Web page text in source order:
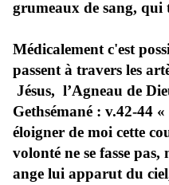
grumeaux de sang, qui
Médicalement c'est
passent à travers les
Jésus, l’Agneau de
Gethsémané : v.42-44
éloigner de moi cette
volonté ne se fasse
ange lui apparut du